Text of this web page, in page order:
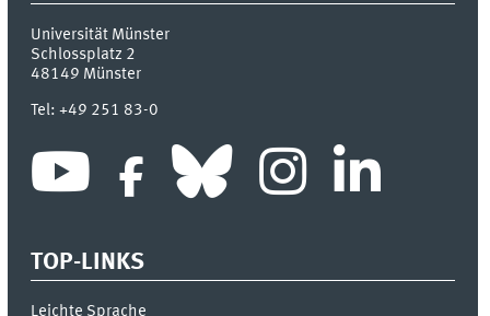
Universität Münster
Schlossplatz 2
48149 Münster
Tel:+49 251 83-0
TOP-LINKS
Leichte Sprache